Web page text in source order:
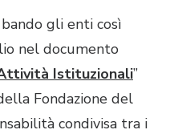
gli enti così
nel documento
Istituzionali”
Fondazione del
condivisa tra i